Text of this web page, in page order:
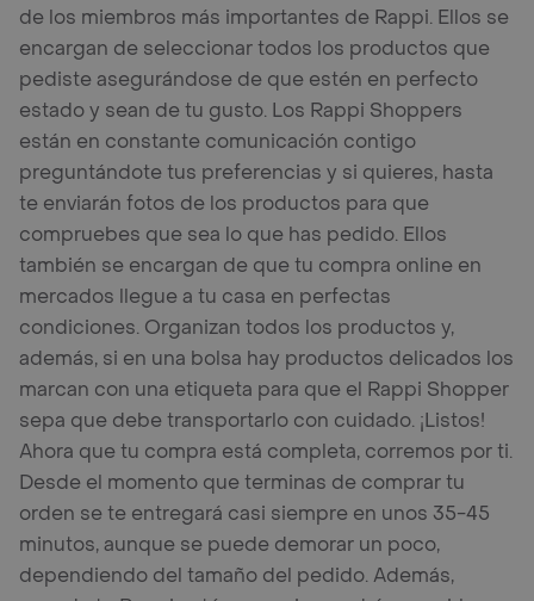
de los miembros más importantes de Rappi. Ellos se
encargan de seleccionar todos los productos que
pediste asegurándose de que estén en perfecto
estado y sean de tu gusto. Los Rappi Shoppers
están en constante comunicación contigo
preguntándote tus preferencias y si quieres, hasta
te enviarán fotos de los productos para que
compruebes que sea lo que has pedido. Ellos
también se encargan de que tu compra online en
mercados llegue a tu casa en perfectas
condiciones. Organizan todos los productos y,
además, si en una bolsa hay productos delicados los
marcan con una etiqueta para que el Rappi Shopper
sepa que debe transportarlo con cuidado. ¡Listos!
Ahora que tu compra está completa, corremos por ti.
Desde el momento que terminas de comprar tu
orden se te entregará casi siempre en unos 35-45
minutos, aunque se puede demorar un poco,
dependiendo del tamaño del pedido. Además,